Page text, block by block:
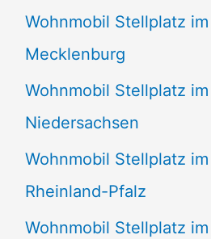
Wohnmobil Stellplatz
Mecklenburg
Wohnmobil Stellplatz
Niedersachsen
Wohnmobil Stellplatz
Rheinland-Pfalz
Wohnmobil Stellplatz